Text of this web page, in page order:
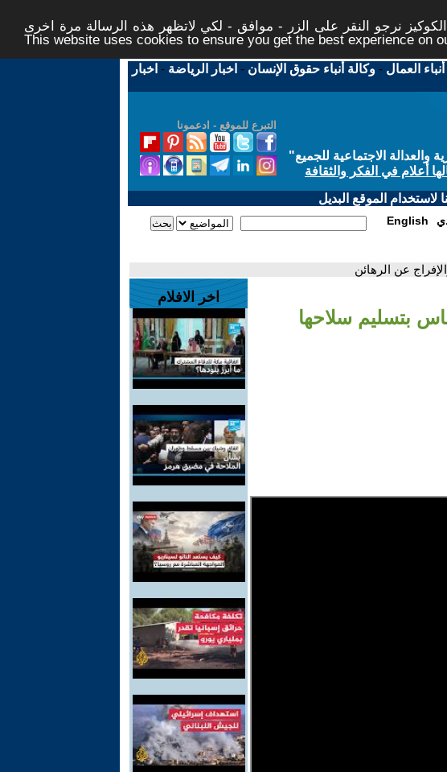
نرجو النقر على الزر - موافق - لكي لاتظهر هذه الرسالة مرة اخرى -
This website uses cookies to ensure you get the best experience on
العمال -وكالة أنباء حقوق الإنسان - اخبار الرياضة - اخبار
التبرع للموقع - ادعمونا
الاجتماعية للجميع"
أعلام في الفكر والثقافة
لاستخدام الموقع البديل
English
عن الرهائن
بتسليم سلاحها
اخر الافلام